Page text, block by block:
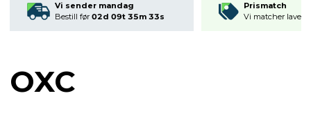
Vi sender mandag
Bestill før 02d 09t 35m 32s
Prismatch
Vi matcher
OXC